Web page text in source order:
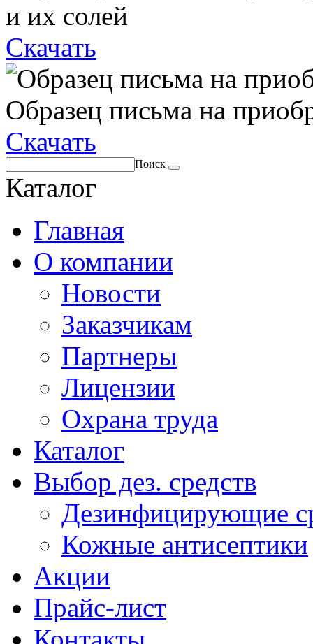
и их солей
Скачать
Образец письма на
Скачать
Поиск
Каталог
Главная
О компании
Новости
Заказчикам
Партнеры
Лицензии
Охрана труда
Каталог
Выбор дез. средств
Дезинфицирующие
Кожные антисептики
Акции
Прайс-лист